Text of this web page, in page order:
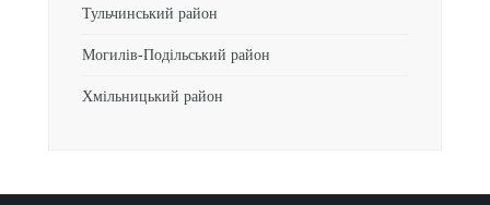
Тульчинський район
Могилів-Подільський район
Хмільницький район